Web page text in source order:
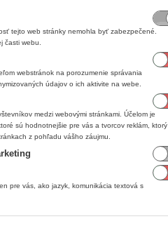
tejto web stránky nemohla byť zabezpečené.
časti webu.
webstránok na porozumenie správania
údajov o ich aktivite na webe.
medzi webovými stránkami. Účelom je
sú hodnotnejšie pre vás a tvorcov reklám, ktorý
z pohľadu vášho záujmu.
pre vás, ako jazyk, komunikácia textová s